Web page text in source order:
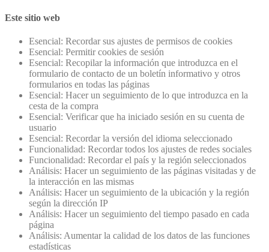
Este sitio web
Esencial: Recordar sus ajustes de permisos de cookies
Esencial: Permitir cookies de sesión
Esencial: Recopilar la información que introduzca en el
formulario de contacto de un boletín informativo y otros
formularios en todas las páginas
Esencial: Hacer un seguimiento de lo que introduzca en la
cesta de la compra
Esencial: Verificar que ha iniciado sesión en su cuenta de
usuario
Esencial: Recordar la versión del idioma seleccionado
Funcionalidad: Recordar todos los ajustes de redes sociales
Funcionalidad: Recordar el país y la región seleccionados
Análisis: Hacer un seguimiento de las páginas visitadas y de
la interacción en las mismas
Análisis: Hacer un seguimiento de la ubicación y la región
según la dirección IP
Análisis: Hacer un seguimiento del tiempo pasado en cada
página
Análisis: Aumentar la calidad de los datos de las funciones
estadísticas